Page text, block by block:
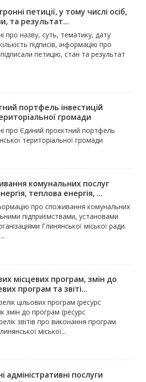
петиції, у тому числі осіб,
та результат...
про назву, суть, тематику, дату
підписів, інформацію про
петицію, стан та результат
портфель інвестицій
громади
про Єдиний проєктний портфель
територіальної громади
комунальних послуг
теплова енергія, ...
про споживання комунальних
підприємствами, установами
Глинянської міської ради.
місцевих програм, змін до
програм та звіті...
цільових програм (ресурс
змін до програм (ресурс
звітів про виконання програм
міської...
адміністративні послуги